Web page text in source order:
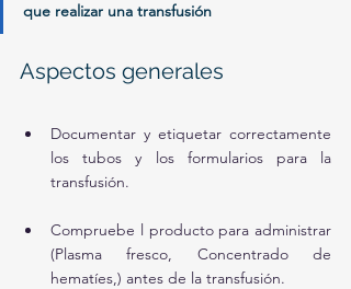
que realizar una transfusión
Aspectos generales
Documentar y etiquetar correctamente
los tubos y los formularios para la
transfusión.
Compruebe l producto para administrar
(Plasma fresco, Concentrado de
hematíes,) antes de la transfusión.